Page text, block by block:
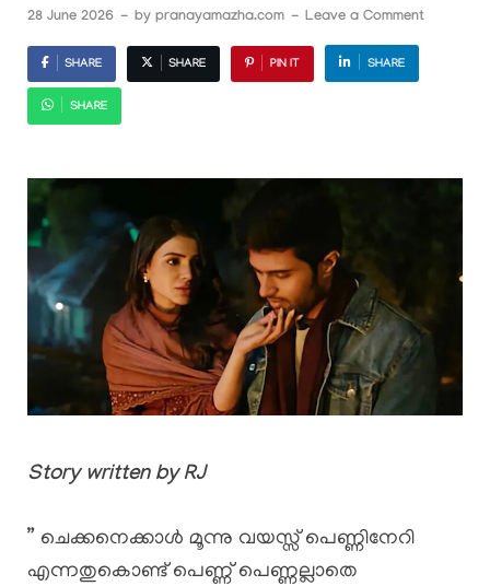
28 June 2026 - by pranayamazha.com - Leave a Comment
SHARE SHARE PIN IT SHARE
SHARE
Story written by RJ
” ചെക്കനെക്കാൾ മൂന്നു വയസ്സ് പെണ്ണിനേറി
എന്നതുകൊണ്ട് പെണ്ണ് പെണ്ണല്ലാതെ